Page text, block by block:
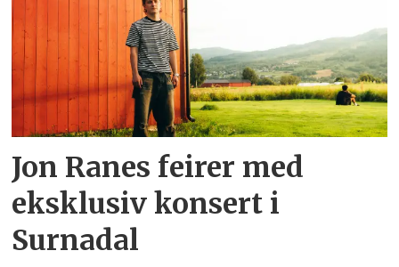
Jon Ranes feirer med
eksklusiv konsert i
Surnadal